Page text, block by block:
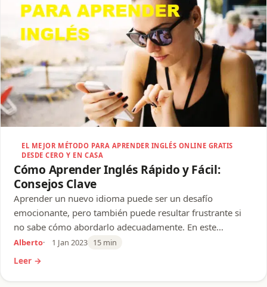
EL MEJOR MÉTODO PARA APRENDER INGLÉS ONLINE GRATIS
DESDE CERO Y EN CASA
Cómo Aprender Inglés Rápido y Fácil:
Consejos Clave
Aprender un nuevo idioma puede ser un desafío
emocionante, pero también puede resultar frustrante si
no sabe cómo abordarlo adecuadamente. En este…
Alberto 1 Jan 2023 15 min
Leer →